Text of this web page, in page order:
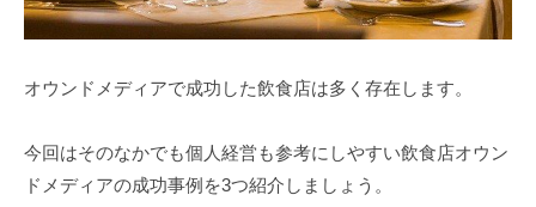
オウンドメディアで成功した飲食店は多く存在します。
今回はそのなかでも個人経営も参考にしやすい飲食店オウン
ドメディアの成功事例を3つ紹介しましょう。